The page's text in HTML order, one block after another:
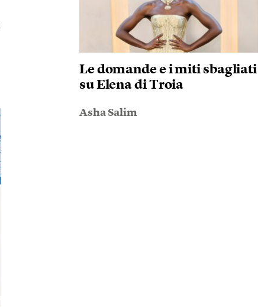
Le domande e i miti sbagliati
su Elena di Troia
Asha Salim